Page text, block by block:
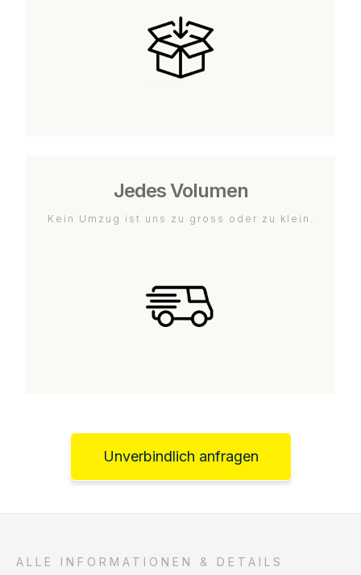
Jedes Volumen
Kein Umzug ist uns zu gross oder zu klein.
Unverbindlich anfragen
ALLE INFORMATIONEN & DETAILS